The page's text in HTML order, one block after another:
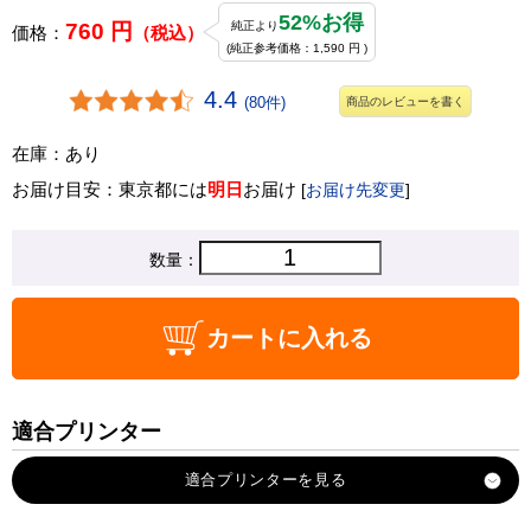
価格： 760 円 （税込） 純正より52%お得
(純正参考価格：1,590 円 )
4.4 (80件) 商品のレビューを書く
在庫：あり
お届け目安：東京都には明日 お届け [お届け先変更]
数量：
カートに入れる
適合プリンター
DCP-J577N